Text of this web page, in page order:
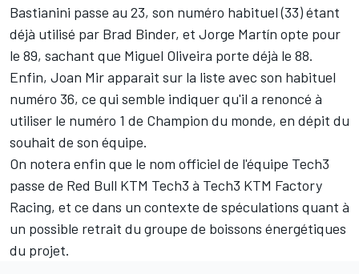
Bastianini passe au 23, son numéro habituel (33) étant
déjà utilisé par Brad Binder, et Jorge Martín opte pour
le 89, sachant que Miguel Oliveira porte déjà le 88.
Enfin, Joan Mir apparait sur la liste avec son habituel
numéro 36, ce qui semble indiquer qu'il a renoncé à
utiliser le numéro 1 de Champion du monde, en dépit du
souhait de son équipe.
On notera enfin que le nom officiel de l'équipe Tech3
passe de Red Bull KTM Tech3 à Tech3 KTM Factory
Racing, et ce dans un contexte de spéculations quant à
un possible retrait du groupe de boissons énergétiques
du projet.